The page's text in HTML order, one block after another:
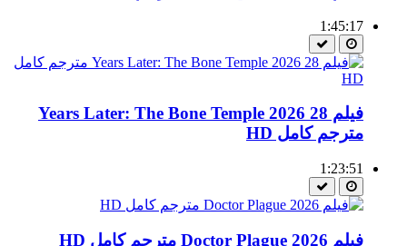
1:45:17
فيلم 28 Years Later: The Bone Temple 2026
مترجم كامل HD
1:23:51
فيلم Doctor Plague 2026 مترجم كامل HD